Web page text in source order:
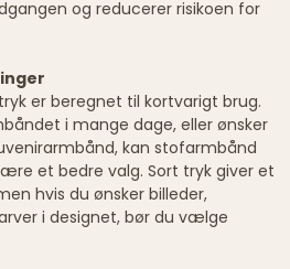
og reducerer risikoen for
er beregnet til kortvarigt brug.
i mange dage, eller ønsker
kan stofarmbånd
et bedre valg. Sort tryk giver et
hvis du ønsker billeder,
i designet, bør du vælge